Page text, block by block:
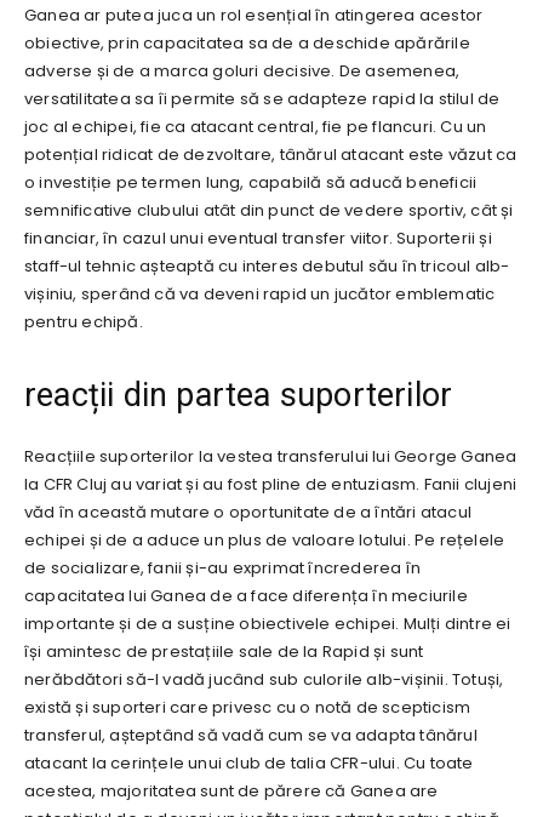
Ganea ar putea juca un rol esențial în atingerea acestor
obiective, prin capacitatea sa de a deschide apărările
adverse și de a marca goluri decisive. De asemenea,
versatilitatea sa îi permite să se adapteze rapid la stilul de
joc al echipei, fie ca atacant central, fie pe flancuri. Cu un
potențial ridicat de dezvoltare, tânărul atacant este văzut ca
o investiție pe termen lung, capabilă să aducă beneficii
semnificative clubului atât din punct de vedere sportiv, cât și
financiar, în cazul unui eventual transfer viitor. Suporterii și
staff-ul tehnic așteaptă cu interes debutul său în tricoul alb-
vișiniu, sperând că va deveni rapid un jucător emblematic
pentru echipă.
reacții din partea suporterilor
Reacțiile suporterilor la vestea transferului lui George Ganea
la CFR Cluj au variat și au fost pline de entuziasm. Fanii clujeni
văd în această mutare o oportunitate de a întări atacul
echipei și de a aduce un plus de valoare lotului. Pe rețelele
de socializare, fanii și-au exprimat încrederea în
capacitatea lui Ganea de a face diferența în meciurile
importante și de a susține obiectivele echipei. Mulți dintre ei
își amintesc de prestațiile sale de la Rapid și sunt
nerăbdători să-l vadă jucând sub culorile alb-vișinii. Totuși,
există și suporteri care privesc cu o notă de scepticism
transferul, așteptând să vadă cum se va adapta tânărul
atacant la cerințele unui club de talia CFR-ului. Cu toate
acestea, majoritatea sunt de părere că Ganea are